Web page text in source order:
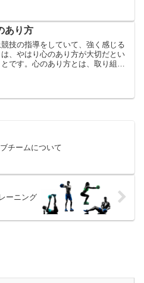
あり方
競技の指導をしていて、強く感じる
は、やはり心のあり方が大切だとい
とです。心のあり方とは、取り組む
は関係ありません。...
チームについて
ーニング